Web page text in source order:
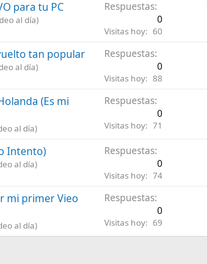
para tu PC
al día)
Respuestas
0
Visitas hoy 60
tan popular
al día)
Respuestas
0
Visitas hoy 88
(Es mi
al día)
Respuestas
0
Visitas hoy 71
Intento)
al día)
Respuestas
0
Visitas hoy 74
mi primer Vieo
al día)
Respuestas
0
Visitas hoy 69